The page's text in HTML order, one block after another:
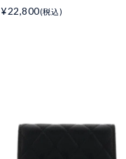
¥22,800(税込)